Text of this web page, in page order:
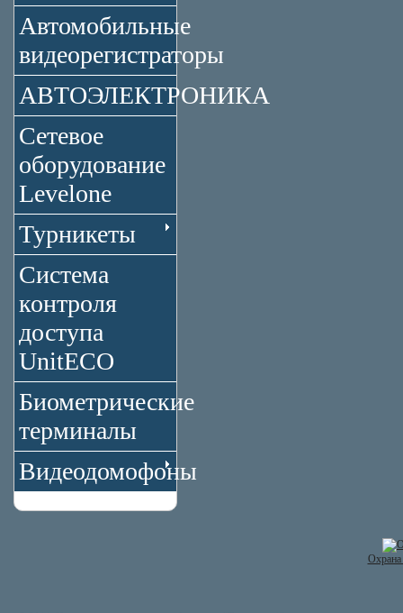
Автомобильные
видеорегистраторы
АВТОЭЛЕКТРОНИКА
Сетевое
оборудование
Levelone
Турникеты
Система
контроля
доступа
UnitECO
Биометрические
терминалы
Видеодомофоны